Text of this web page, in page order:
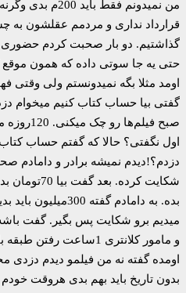
من نمیدونم فقط
قرارداد نداری و مردمم عقلشون به
گذاشتیم. دو بار صحبت کردم حضوری
حتی یه جا سوتی داده که همون موقع
اومد مثلا بگه نمیدونستم ولی وقتی
گفتی بیا حساب کتاب کنیم میخوام
صبح
اول نگفتی؟ حالا که گفتم حساب
دزدم؟!دیدم نمیشه برادر و دامادم
میدیم برو شکایت پس بگیر. گفت
و مامور کلانتری 1ساعت
اومده گفته نه من فیلمو دیدم
بدون تاریخ باید بهم بدی هروقت